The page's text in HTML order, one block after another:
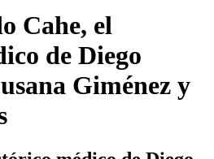
Cahe, el
de Diego
Giménez y